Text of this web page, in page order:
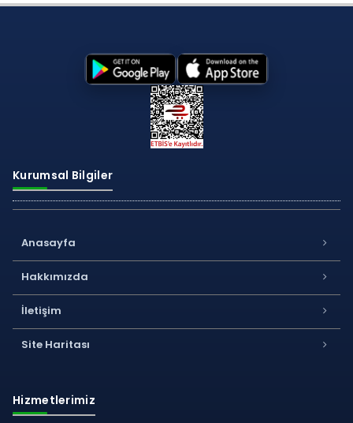
Kurumsal Bilgiler
Anasayfa
Hakkımızda
İletişim
Site Haritası
Hizmetlerimiz